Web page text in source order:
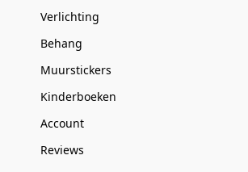
Verlichting
Behang
Muurstickers
Kinderboeken
Account
Reviews